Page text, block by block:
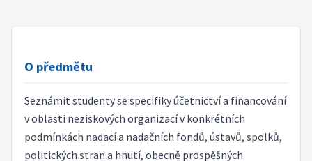
O předmětu
Seznámit studenty se specifiky účetnictví a financování
v oblasti neziskových organizací v konkrétních
podmínkách nadací a nadačních fondů, ústavů, spolků,
politických stran a hnutí, obecně prospěšných